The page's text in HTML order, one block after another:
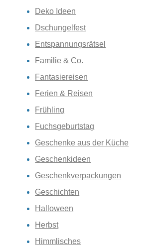
Deko Ideen
Dschungelfest
Entspannungsrätsel
Familie & Co.
Fantasiereisen
Ferien & Reisen
Frühling
Fuchsgeburtstag
Geschenke aus der Küche
Geschenkideen
Geschenkverpackungen
Geschichten
Halloween
Herbst
Himmlisches